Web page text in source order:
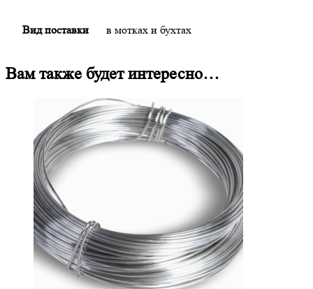
Вид поставки в мотках и бухтах
Вам также будет интересно…